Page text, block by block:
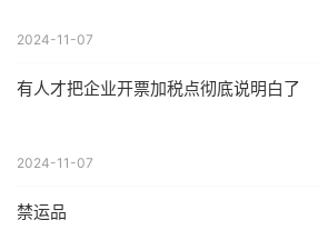
2024-11-07
有人才把企业开票加税点彻底说明白了
2024-11-07
禁运品